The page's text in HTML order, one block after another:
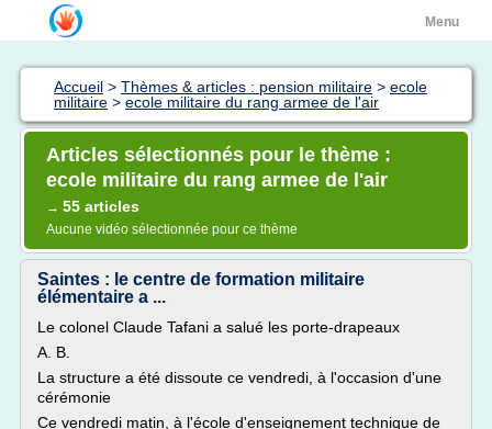
Menu
Accueil > Thèmes & articles : pension militaire > ecole
militaire > ecole militaire du rang armee de l'air
Articles sélectionnés pour le thème :
ecole militaire du rang armee de l'air
→ 55 articles
Aucune vidéo sélectionnée pour ce thème
Saintes : le centre de formation militaire
élémentaire a ...
Le colonel Claude Tafani a salué les porte-drapeaux
A. B.
La structure a été dissoute ce vendredi, à l'occasion d'une
cérémonie
Ce vendredi matin, à l'école d'enseignement technique de